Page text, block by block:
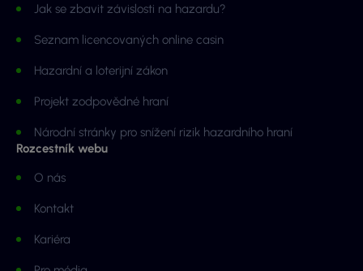
Jak se zbavit závislosti na hazardu?
Seznam licencovaných online casin
Hazardní a loterijní zákon
Projekt zodpovědné hraní
Národní stránky pro snížení rizik hazardního hraní
Rozcestník webu
O nás
Kontakt
Kariéra